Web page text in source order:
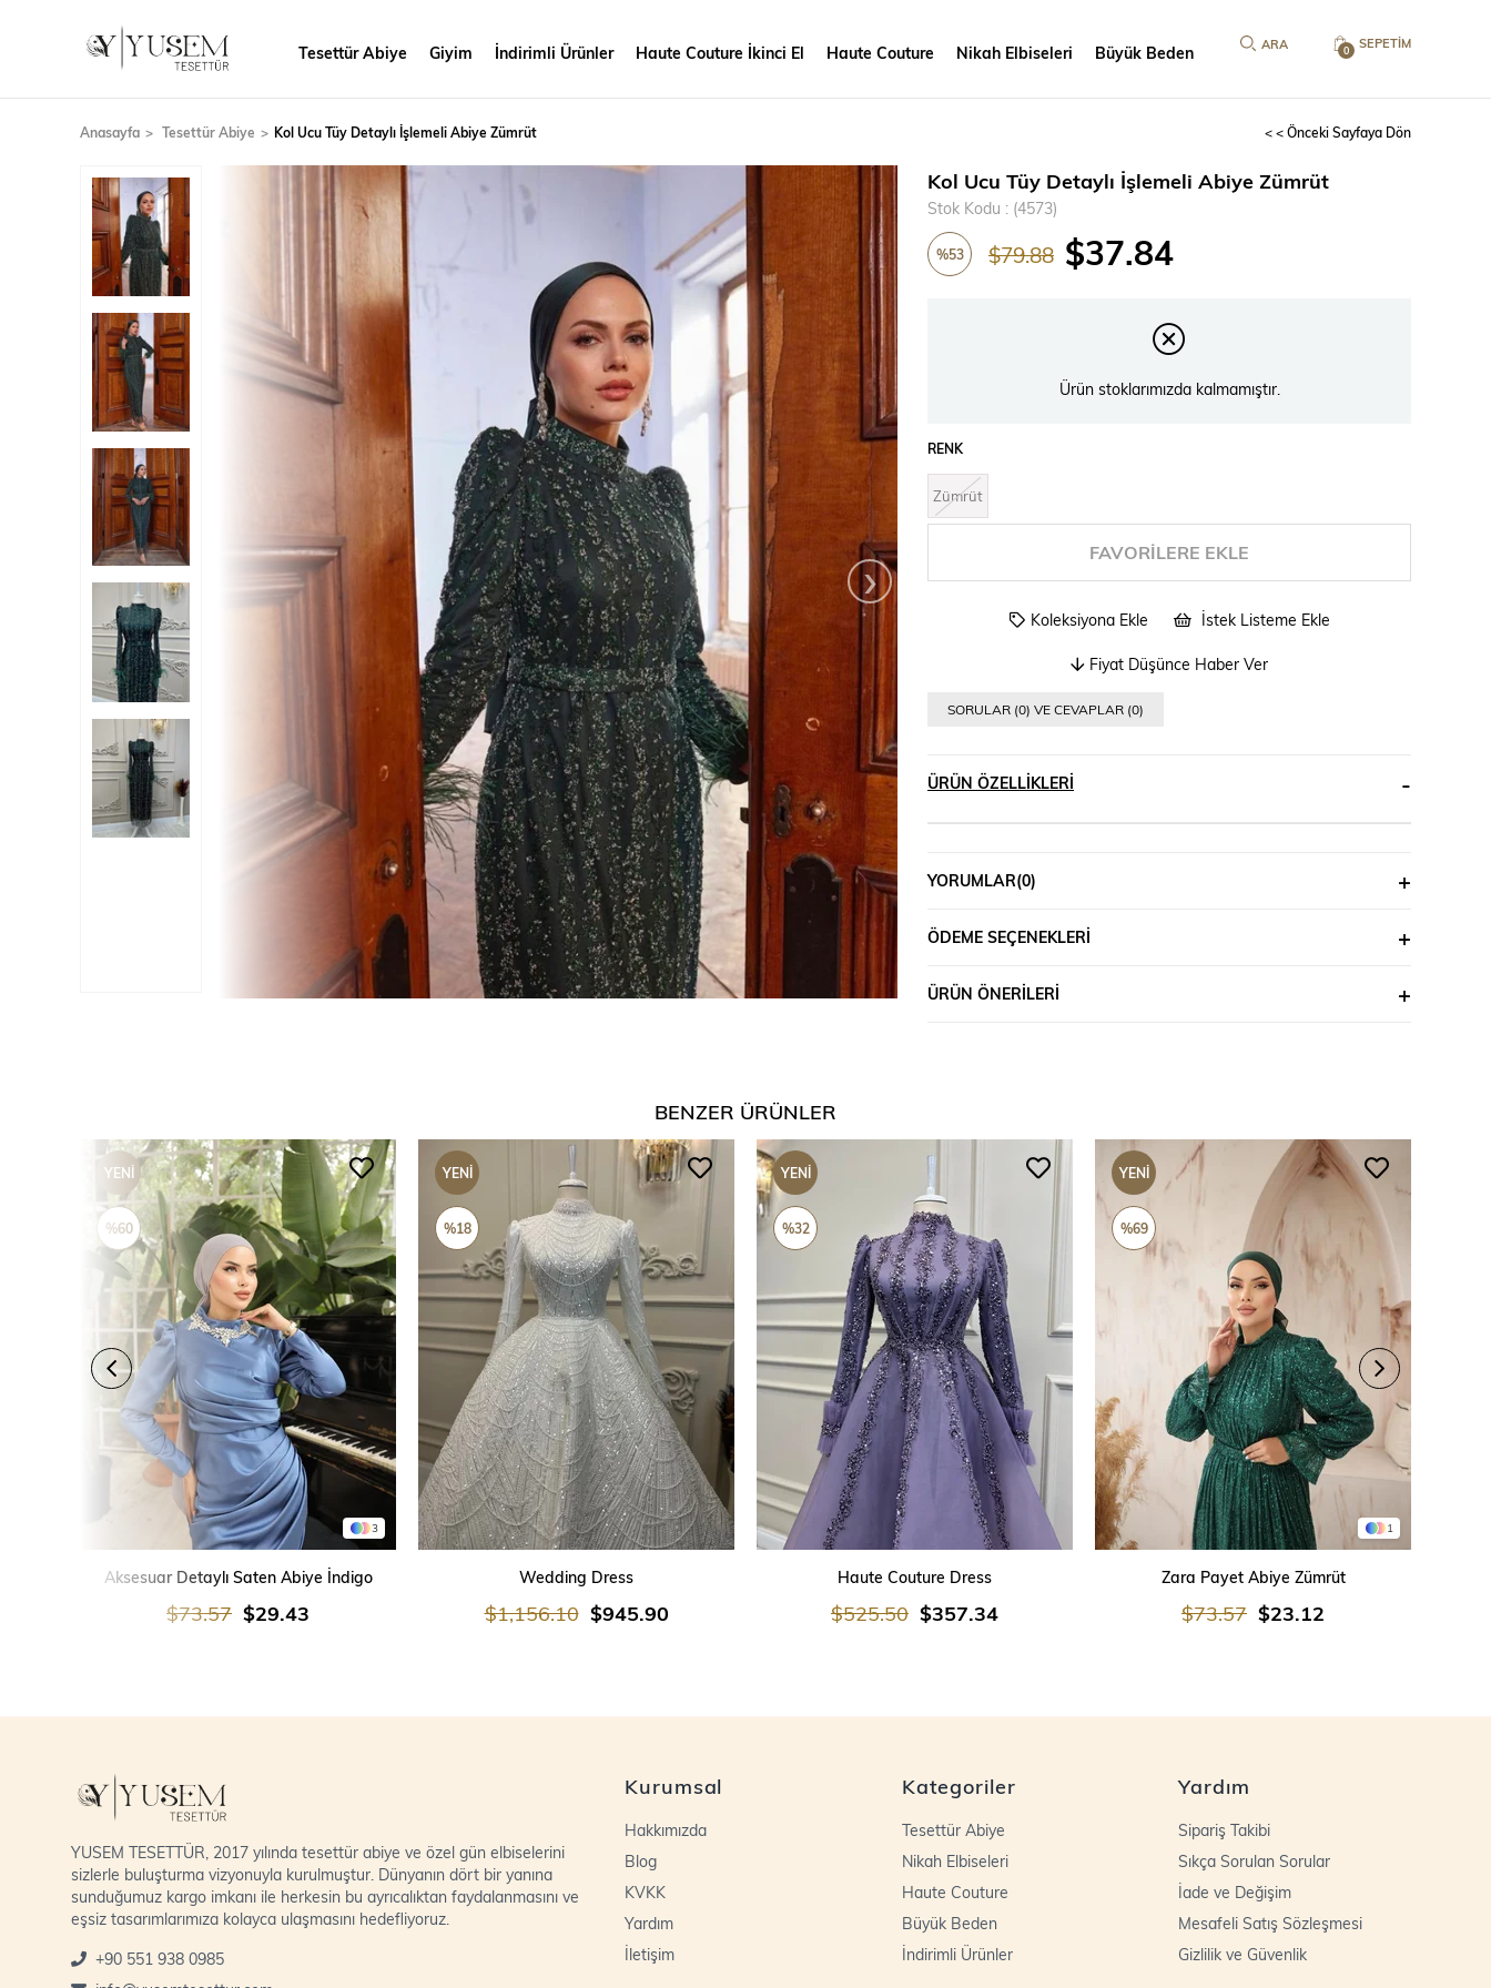
SEPETIM
0
Tesettür Abiye Giyim İndirimli Ürünler Haute Couture İkinci El Haute Couture Nikah Elbiseleri Büyük Beden
Anasayfa Tesettür Abiye Kol Ucu Tüy Detaylı İşlemeli Abiye Zümrüt < < Önceki Sayfaya Dön
›
Kol Ucu Tüy Detaylı İşlemeli Abiye Zümrüt
Stok Kodu (4573)
%53 $79.88 $37.84
Ürün stoklarımızda kalmamıştır.
RENK
Zümrüt
FAVORILERE EKLE
Koleksiyona Ekle İstek Listeme Ekle
Fiyat Düşünce Haber Ver
SORULAR (0) VE CEVAPLAR (0)
ÜRÜN ÖZELLIKLERI
YORUMLAR(0)
ÖDEME SEÇENEKLERI
ÜRÜN ÖNERILERI
BENZER ÜRÜNLER
3
SEPETE EKLE
Aksesuar Detaylı Saten Abiye İndigo
$29.43
$73.57
YENI
ÜRÜN
%60
SEPETE EKLE
Wedding Dress
$945.90
$1,156.10
YENI
ÜRÜN
%18
SEPETE EKLE
Haute Couture Dress
$357.34
$525.50
YENI
ÜRÜN
%32
1
SEPETE EKLE
Zara Payet Abiye Zümrüt
$23.12
$73.57
YENI
ÜRÜN
%69
YUSEM TESETTÜR, 2017 yılında tesettür abiye ve özel gün elbiselerini
sizlerle buluşturma vizyonuyla kurulmuştur. Dünyanın dört bir yanına
sunduğumuz kargo imkanı ile herkesin bu ayrıcalıktan faydalanmasını ve
eşsiz tasarımlarımıza kolayca ulaşmasını hedefliyoruz.
+90 551 938 0985
Kurumsal
Hakkımızda
Blog
KVKK
Yardım
İletişim
Kategoriler
Tesettür Abiye
Nikah Elbiseleri
Haute Couture
Büyük Beden
İndirimli Ürünler
Yardım
Sipariş Takibi
Sıkça Sorulan Sorular
İade ve Değişim
Mesafeli Satış Sözleşmesi
Gizlilik ve Güvenlik